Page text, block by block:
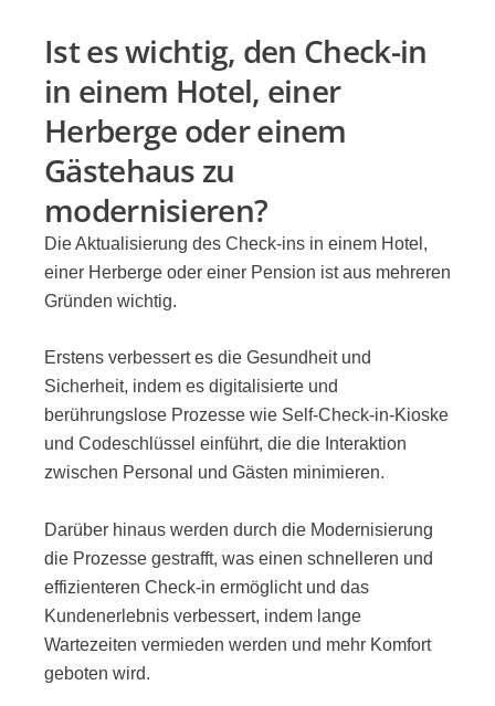
Ist es wichtig, den Check-in
in einem Hotel, einer
Herberge oder einem
Gästehaus zu
modernisieren?
Die Aktualisierung des Check-ins in einem Hotel,
einer Herberge oder einer Pension ist aus mehreren
Gründen wichtig.
Erstens verbessert es die Gesundheit und
Sicherheit, indem es digitalisierte und
berührungslose Prozesse wie Self-Check-in-Kioske
und Codeschlüssel einführt, die die Interaktion
zwischen Personal und Gästen minimieren.
Darüber hinaus werden durch die Modernisierung
die Prozesse gestrafft, was einen schnelleren und
effizienteren Check-in ermöglicht und das
Kundenerlebnis verbessert, indem lange
Wartezeiten vermieden werden und mehr Komfort
geboten wird.